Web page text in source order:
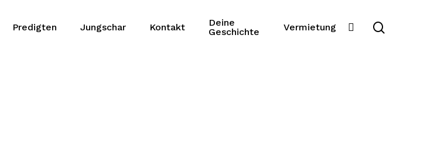
Predigten Jungschar Kontakt
Deine
Geschichte
Vermietung slack